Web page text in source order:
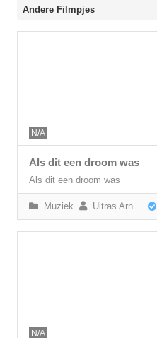
Andere Filmpjes
N/A
Als dit een droom was
Als dit een droom was
Muziek Ultras Arnhem
N/A